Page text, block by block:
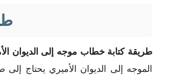
طريقة كتابة خطاب موجه إلى الديوان
الموجه إلى الديوان الأميري يحتاج